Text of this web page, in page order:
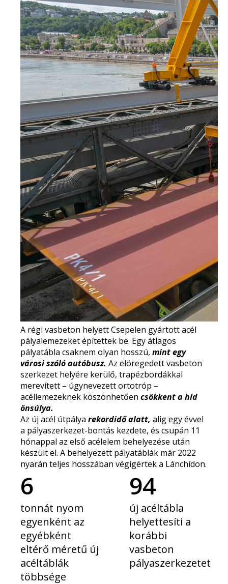
A régi vasbeton helyettCsepelen gyártottacél
pályalemezeket építettek be. Egy átlagos
pályatábla csaknem olyan hosszú, mint egy
városi szóló autóbusz. Az elöregedett vasbeton
szerkezet helyére kerülő, trapézbordákkal
merevített – úgynevezett ortotróp –
acéllemezeknek köszönhetően csökkent a híd
önsúlya.
Az új acél útpálya rekordidő alatt, alig egy évvel
a pályaszerkezet-bontás kezdete, és csupán 11
hónappal az első acélelem behelyezése után
készült el. A behelyezett pályatáblák már 2022
nyarán teljes hosszában végigértek a Lánchídon.
6
tonnát nyom
egyenként az
egyébként
eltérő méretű új
acéltáblák
többsége
94
új acéltábla
helyettesíti a
korábbi
vasbeton
pályaszerkezetet